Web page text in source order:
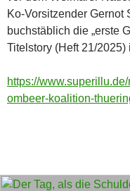
Ko-Vorsitzender Gernot
buchstäblich die „erste
Titelstory (Heft 21/
https://
ombeer-koalition-